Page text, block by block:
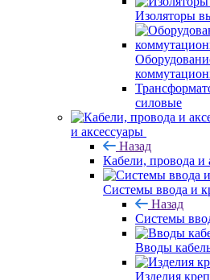
Изоляторы
силовые
и аксессуары
Назад
Кабели, провода и
Системы ввода и
Назад
Системы
Вводы
Изделия